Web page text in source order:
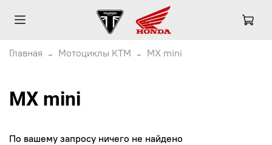
Главная Мотоциклы КТМ MX mini
MX mini
По вашему запросу ничего не найдено